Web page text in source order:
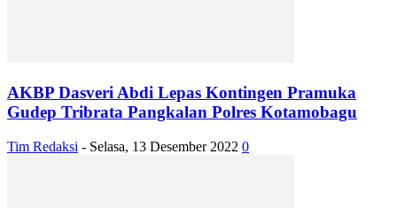
AKBP Dasveri Abdi Lepas Kontingen Pramuka
Gudep Tribrata Pangkalan Polres Kotamobagu
Tim Redaksi - Selasa, 13 Desember 2022 0